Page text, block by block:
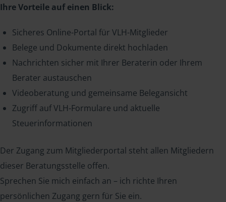
Ihre Vorteile auf einen Blick:
Sicheres Online-Portal für VLH-Mitglieder
Belege und Dokumente direkt hochladen
Nachrichten sicher mit Ihrer Beraterin oder Ihrem
Berater austauschen
Videoberatung und gemeinsame Belegansicht
Zugriff auf VLH-Formulare und aktuelle
Steuerinformationen
Der Zugang zum Mitgliederportal steht allen Mitgliedern
dieser Beratungsstelle offen.
Sprechen Sie mich einfach an – ich richte Ihren
persönlichen Zugang gern für Sie ein.